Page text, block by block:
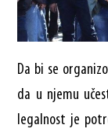
Da bi se
da u njemu
legalnost je